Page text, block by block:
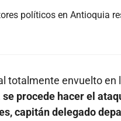
políticos en Antioquia
totalmente envuelto
se procede hacer el
capitán delegado